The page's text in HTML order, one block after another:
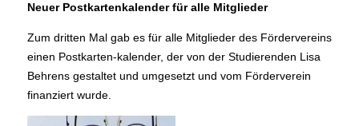
Neuer Postkartenkalender für alle Mitglieder
Zum dritten Mal gab es für alle Mitglieder des Fördervereins
einen Postkarten-kalender, der von der Studierenden Lisa
Behrens gestaltet und umgesetzt und vom Förderverein
finanziert wurde.